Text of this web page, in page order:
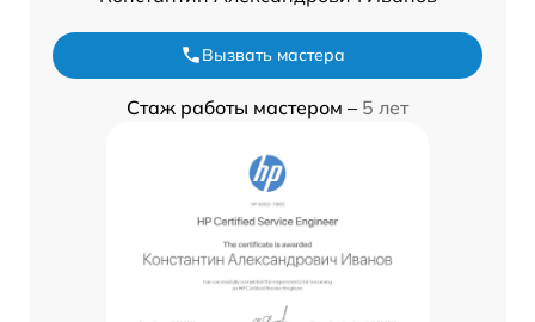
Вызвать мастера
Стаж работы мастером – 5 лет